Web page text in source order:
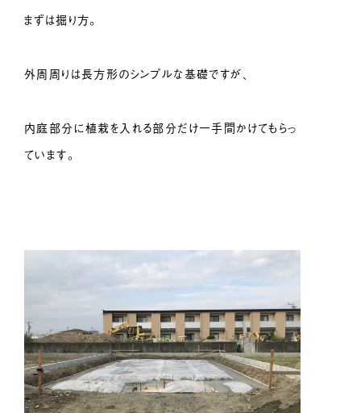
まずは掘り方。
外周周りは長方形のシンプルな基礎ですが、
内庭部分に植栽を入れる部分だけ一手間かけてもらっ
ています。